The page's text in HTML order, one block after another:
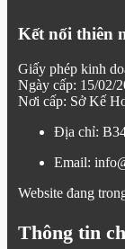
Kết nối thiên
Giấy phép kinh
Ngày cấp: 15/02/
Nơi cấp: Sở Kế
Địa chỉ:
Email:
Website đang
Thông tin